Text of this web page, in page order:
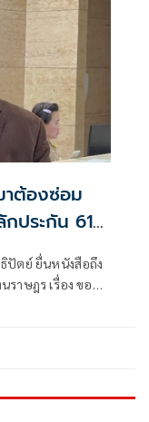
าต้องซ่อม
ประกัน 614
ล้าน
ปัตย์ ยื่นหนังสือถึง
ษฎร เรื่อง ขอ